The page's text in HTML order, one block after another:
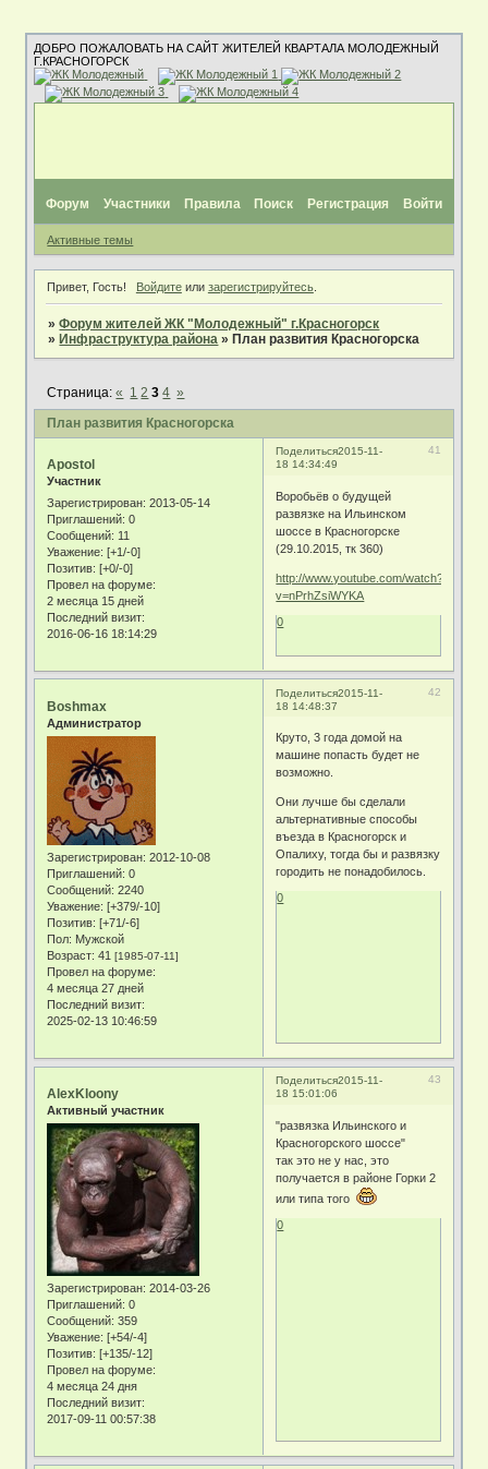
ДОБРО ПОЖАЛОВАТЬ НА САЙТ ЖИТЕЛЕЙ КВАРТАЛА МОЛОДЕЖНЫЙ
Г.КРАСНОГОРСК
Форум Участники Правила Поиск Регистрация Войти
Активные темы
Привет, Гость! Войдитеили зарегистрируйтесь.
»Форум жителей ЖК "Молодежный" г.Красногорск
» Инфраструктура района » План развития Красногорска
План развития Красногорска
Страница:« 1 2 3 4 »
Поделиться 41
2015-11-
18 14:34:49
Apostol
Участник
Зарегистрирован: 2013-05-14
Приглашений: 0
Сообщений: 11
Уважение: [+1/-0]
Позитив: [+0/-0]
Провел на форуме:
2 месяца 15 дней
Последний визит:
2016-06-16 18:14:29
Воробьёв о будущей
развязке на Ильинском
шоссе в Красногорске
(29.10.2015, тк 360)
http://www.youtube.com/watch?
v=nPrhZsiWYKA
0
Поделиться 42
2015-11-
18 14:48:37
Boshmax
Администратор
Зарегистрирован: 2012-10-08
Приглашений: 0
Сообщений: 2240
Уважение: [+379/-10]
Позитив: [+71/-6]
Пол: Мужской
Возраст: 41[1985-07-11]
Провел на форуме:
4 месяца 27 дней
Последний визит:
2025-02-13 10:46:59
Круто, 3 года домой на
машине попасть будет не
возможно.
Они лучше бы сделали
альтернативные способы
въезда в Красногорск и
Опалиху, тогда бы и развязку
городить не понадобилось.
0
Поделиться 43
2015-11-
18 15:01:06
AlexKloony
Активный участник
Зарегистрирован: 2014-03-26
Приглашений: 0
Сообщений: 359
Уважение: [+54/-4]
Позитив: [+135/-12]
Провел на форуме:
4 месяца 24 дня
Последний визит:
2017-09-11 00:57:38
"развязка Ильинского и
Красногорского шоссе"
так это не у нас, это
получается в районе Горки 2
или типа того
0